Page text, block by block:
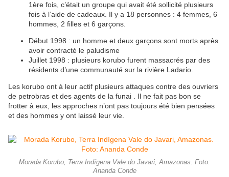
1ère fois, c’était un groupe qui avait été sollicité plusieurs
fois à l’aide de cadeaux. Il y a 18 personnes : 4 femmes, 6
hommes, 2 filles et 6 garçons.
Début 1998 : un homme et deux garçons sont morts après
avoir contracté le paludisme
Juillet 1998 : plusieurs korubo furent massacrés par des
résidents d’une communauté sur la rivière Ladario.
Les korubo ont à leur actif plusieurs attaques contre des ouvriers
de petrobras et des agents de la funai . Il ne fait pas bon se
frotter à eux, les approches n’ont pas toujours été bien pensées
et des hommes y ont laissé leur vie.
Morada Korubo, Terra Indígena Vale do Javari, Amazonas. Foto:
Ananda Conde